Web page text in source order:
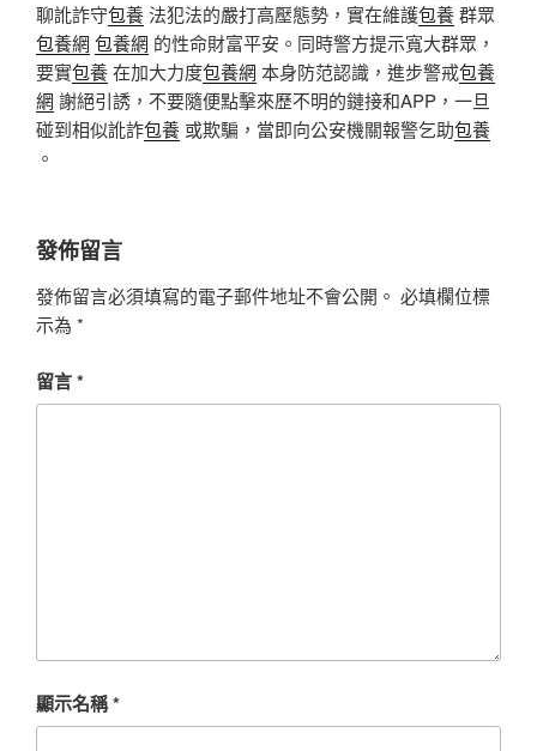
聊訛詐守包養法犯法的嚴打高壓態勢，實在維護包養群眾
包養網 包養網 的性命財富平安。同時警方提示寬大群眾，
要實包養在加大力度包養網 本身防范認識，進步警戒包養
網 謝絕引誘，不要隨便點擊來歷不明的鏈接和APP，一旦
碰到相似訛詐包養 或欺騙，當即向公安機關報警乞助包養
。
發佈留言
發佈留言必須填寫的電子郵件地址不會公開。 必填欄位標
示為 *
留言*
顯示名稱*